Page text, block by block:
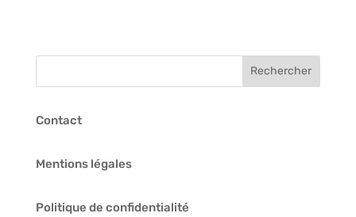
Contact
Mentions légales
Politique de confidentialité